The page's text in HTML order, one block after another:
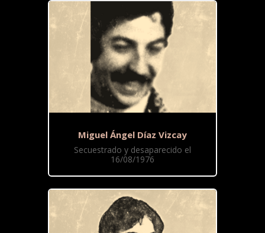
Miguel Ángel Díaz Vizcay
Secuestrado y desaparecido el
16/08/1976